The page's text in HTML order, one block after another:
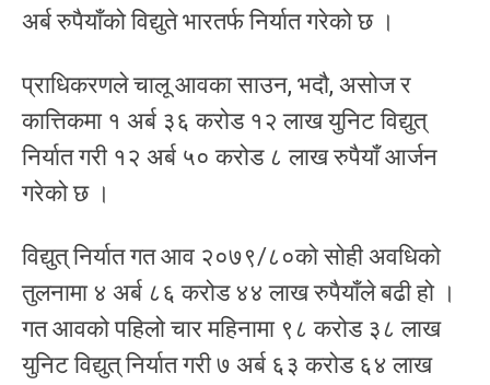
अर्ब रुपैयाँको विद्युते भारतर्फ निर्यात गरेको छ ।
प्राधिकरणले चालू आवका साउन, भदौ, असोज र
कात्तिकमा १ अर्ब ३६ करोड १२ लाख युनिट विद्युत्
निर्यात गरी १२ अर्ब ५० करोड ८ लाख रुपैयाँ आर्जन
गरेको छ ।
विद्युत् निर्यात गत आव २०७९/८०को सोही अवधिको
तुलनामा ४ अर्ब ८६ करोड ४४ लाख रुपैयाँले बढी हो ।
गत आवको पहिलो चार महिनामा ९८ करोड ३८ लाख
युनिट विद्युत् निर्यात गरी ७ अर्ब ६३ करोड ६४ लाख